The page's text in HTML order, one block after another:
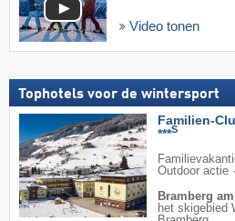
Video tonen
Tophotels voor de wintersport
Familien-
***S
Outdoor actie
Bramberg
het skigebied